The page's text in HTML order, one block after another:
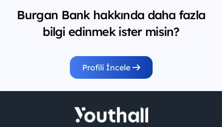
Burgan Bank hakkında daha fazla
bilgi edinmek ister misin?
Profili İncele